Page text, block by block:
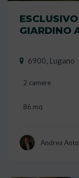
GIARDINO
6900, Lugano
2 camere
86 mq
Andrea